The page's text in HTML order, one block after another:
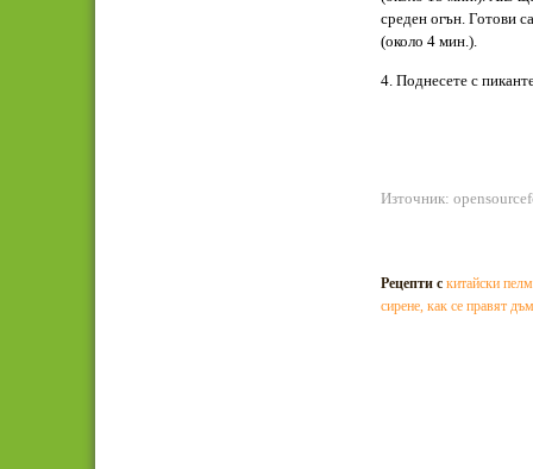
среден огън. Готови
(около 4 мин.).
4. Поднесете с
Източник:
Рецепти с китайски
сирене, как се правят